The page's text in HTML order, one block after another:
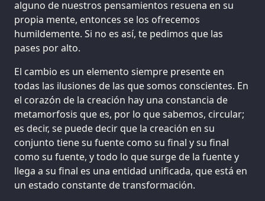
alguno de nuestros pensamientos resuena en su
propia mente, entonces se los ofrecemos
humildemente. Si no es así, te pedimos que las
pases por alto.
El cambio es un elemento siempre presente en
todas las ilusiones de las que somos conscientes. En
el corazón de la creación hay una constancia de
metamorfosis que es, por lo que sabemos, circular;
es decir, se puede decir que la creación en su
conjunto tiene su fuente como su final y su final
como su fuente, y todo lo que surge de la fuente y
llega a su final es una entidad unificada, que está en
un estado constante de transformación.